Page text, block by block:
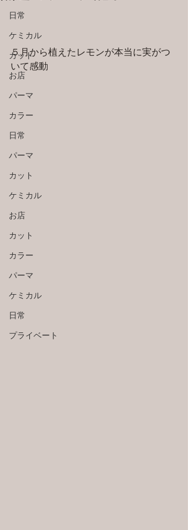
日常
ケミカル
カット
お店
パーマ
カラー
日常
パーマ
カット
ケミカル
お店
カット
カラー
パーマ
ケミカル
日常
プライベート
５月から植えたレモンが本当に実がつ
いて感動